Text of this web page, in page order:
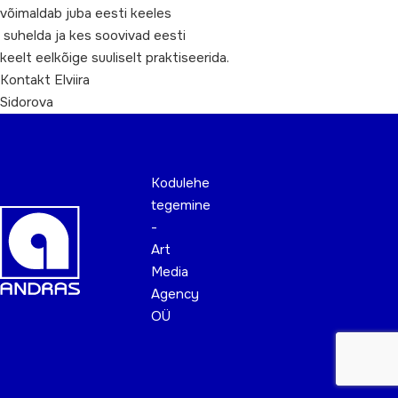
võimaldab juba eesti keeles
suhelda ja kes soovivad eesti
keelt eelkõige suuliselt praktiseerida.
Kontakt Elviira
Sidorova
Kodulehe
tegemine
-
Art
Media
Agency
OÜ